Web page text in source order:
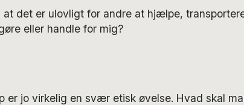
at det er ulovligt for andre at hjælpe,
eller handle for mig?
jo virkelig en svær etisk øvelse. Hvad skal